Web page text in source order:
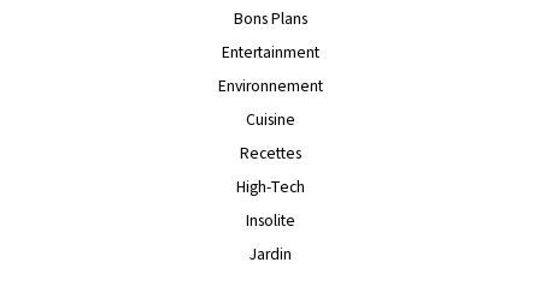
Bons Plans
Entertainment
Environnement
Cuisine
Recettes
High-Tech
Insolite
Jardin